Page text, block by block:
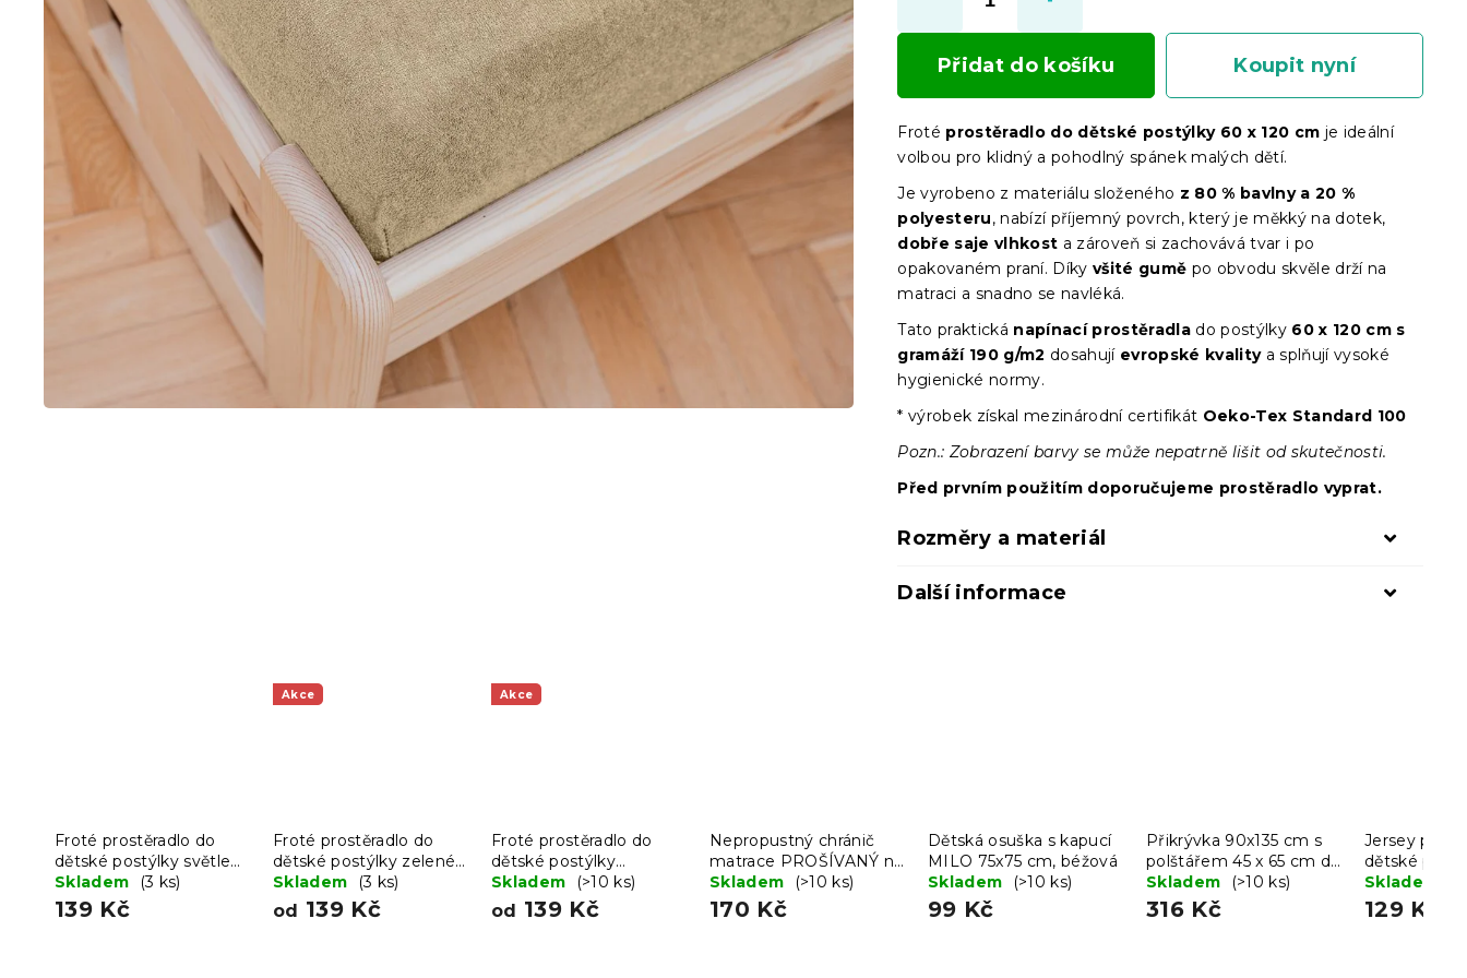
Přidat do košíku Koupit nyní
Froté prostěradlo do dětské postýlky 60 x 120 cm je ideální
volbou pro klidný a pohodlný spánek malých dětí.
Je vyrobeno z materiálu složeného z 80 % bavlny a 20 %
polyesteru, nabízí příjemný povrch, který je měkký na dotek,
dobře saje vlhkost a zároveň si zachovává tvar i po
opakovaném praní. Díkyvšité gumě po obvodu skvěle drží na
matraci a snadno se navléká.
Tato praktická napínací prostěradla do postýlky 60 x 120 cm s
gramáží 190 g/m2 dosahujíevropské kvalitya splňují vysoké
hygienické normy.
* výrobek získal mezinárodní certifikát Oeko-Tex Standard 100
Pozn.: Zobrazení barvy se může nepatrně lišit od skutečnosti.
Před prvním použitím doporučujeme prostěradlo vyprat.
Rozměry a materiál
Další informace
Froté prostěradlo do
dětské postýlky světle
šedé 60x120 cm
Skladem (3 ks)
139 Kč
Akce
Froté prostěradlo do
dětské postýlky zelené
60x120 cm
Skladem (3 ks)
od 139 Kč
Akce
Froté prostěradlo do
dětské postýlky
meruňkové 60x120 cm
Skladem (>10 ks)
od 139 Kč
Nepropustný chránič
matrace PROŠÍVANÝ na
postýlku 60 x 120 cm
Skladem (>10 ks)
170 Kč
Dětská osuška s kapucí
MILO 75x75 cm, béžová
Skladem
(>10 ks)
99 Kč
Přikrývka 90x135 cm s
polštářem 45 x 65 cm do
postýlky bílá
Skladem (>10 ks)
316 Kč
Jersey
dětské
60 x 120 cm
Skladem
129 Kč